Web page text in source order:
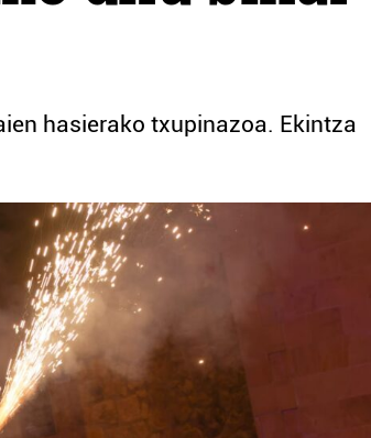
hasierako txupinazoa. Ekintza